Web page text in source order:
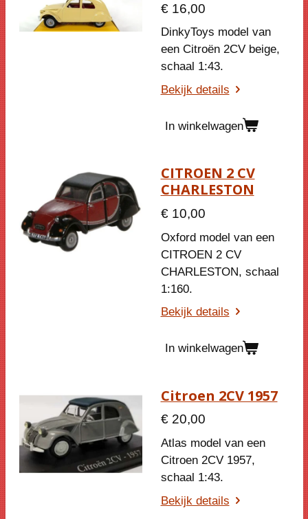
€ 16,00
DinkyToys model van
een Citroën 2CV beige,
schaal 1:43.
Bekijk details
In winkelwagen
CITROEN 2 CV
CHARLESTON
€ 10,00
Oxford model van een
CITROEN 2 CV
CHARLESTON, schaal
1:160.
Bekijk details
In winkelwagen
Citroen 2CV 1957
€ 20,00
Atlas model van een
Citroen 2CV 1957,
schaal 1:43.
Bekijk details